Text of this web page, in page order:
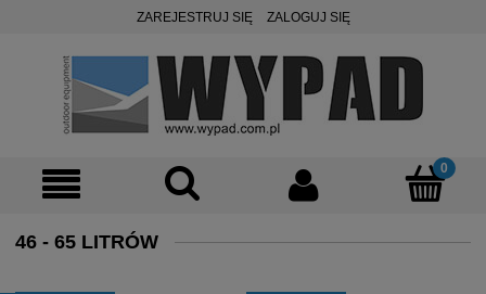
ZAREJESTRUJ SIĘ ZALOGUJ SIĘ
46 - 65 LITRÓW